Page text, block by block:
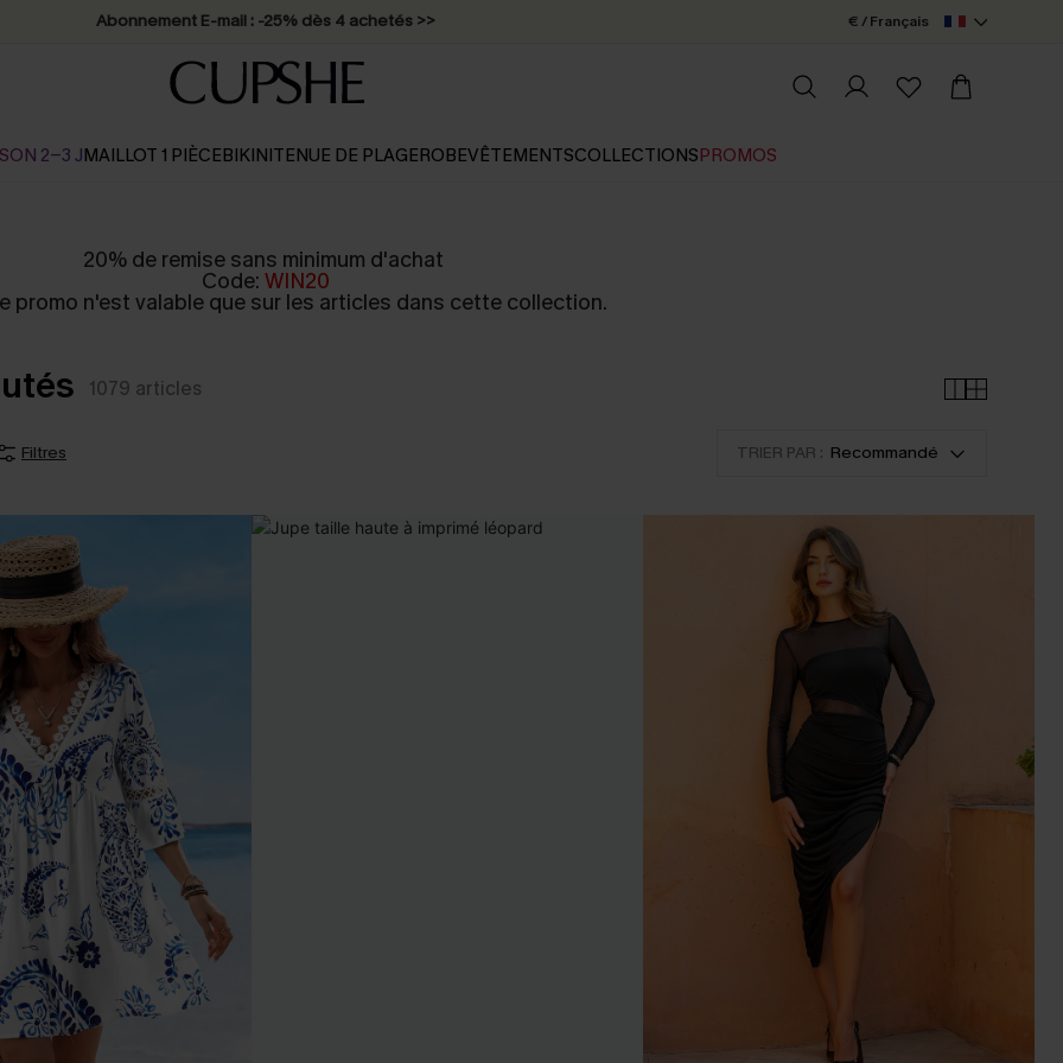
* Livraison éclair 2-3 jours ouvrés >> € / Français
2-3 JMAILLOT 1 PIÈCEBIKINITENUE DE PLAGEROBEVÊTEMENTSCOLLECTIONSPROMOS
20% de remise sans minimum d'achat
Code: WIN20
promo n'est valable que sur les articles dans cette collection.
1079 articles
Filtres TRIER PAR : Recommandé